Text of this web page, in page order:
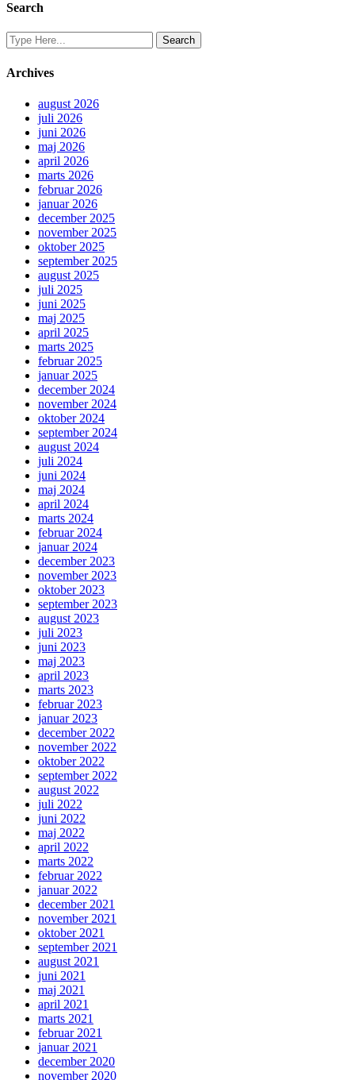
Search
Archives
august 2026
juli 2026
juni 2026
maj 2026
april 2026
marts 2026
februar 2026
januar 2026
december 2025
november 2025
oktober 2025
september 2025
august 2025
juli 2025
juni 2025
maj 2025
april 2025
marts 2025
februar 2025
januar 2025
december 2024
november 2024
oktober 2024
september 2024
august 2024
juli 2024
juni 2024
maj 2024
april 2024
marts 2024
februar 2024
januar 2024
december 2023
november 2023
oktober 2023
september 2023
august 2023
juli 2023
juni 2023
maj 2023
april 2023
marts 2023
februar 2023
januar 2023
december 2022
november 2022
oktober 2022
september 2022
august 2022
juli 2022
juni 2022
maj 2022
april 2022
marts 2022
februar 2022
januar 2022
december 2021
november 2021
oktober 2021
september 2021
august 2021
juni 2021
maj 2021
april 2021
marts 2021
februar 2021
januar 2021
december 2020
november 2020